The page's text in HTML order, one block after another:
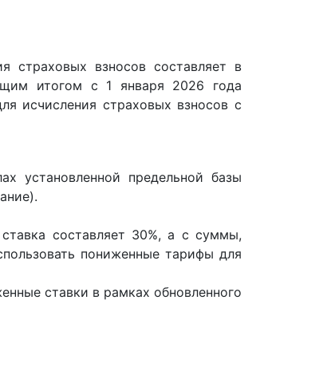
страховых взносов составляет в
итогом с 1 января 2026 года
исчисления страховых взносов с
установленной предельной базы
составляет 30%, а с суммы,
пониженные тарифы для
ставки в рамках обновленного